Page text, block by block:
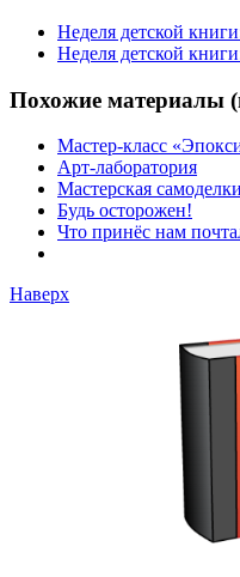
Неделя детской
Неделя детской
Похожие материалы
Мастер-класс
Арт-лаборатория
Мастерская
Будь осторожен!
Что принёс нам
Наверх